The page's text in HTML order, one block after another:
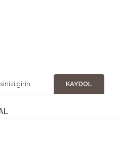
KAYDOL